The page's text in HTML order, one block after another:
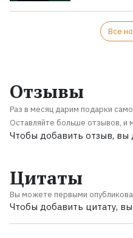
Все
Отзывы
Раз в месяц дарим подарки
Оставляйте больше отзывов, и
Чтобы добавить отзыв, вы
Цитаты
Вы можете первыми
Чтобы добавить цитату,